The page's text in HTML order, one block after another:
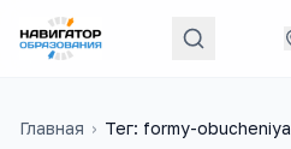
Главная › Тег: formy-obucheniya